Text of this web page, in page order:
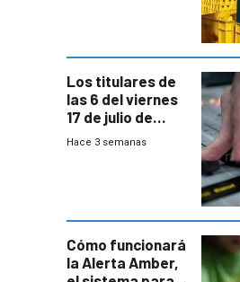
Los titulares de
las 6 del viernes
17 de julio de
2026
Hace 3 semanas
Cómo funcionará
la Alerta Amber,